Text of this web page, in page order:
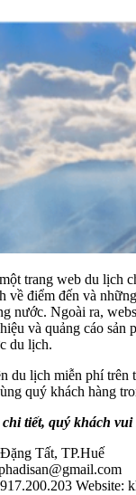
trang web du lịch
về điểm đến và
nước. Ngoài ra,
và quảng cáo sản
du lịch.
du lịch miễn phí trên
quý khách hàng
tiết, quý khách
Tất, TP.Huế
Website: